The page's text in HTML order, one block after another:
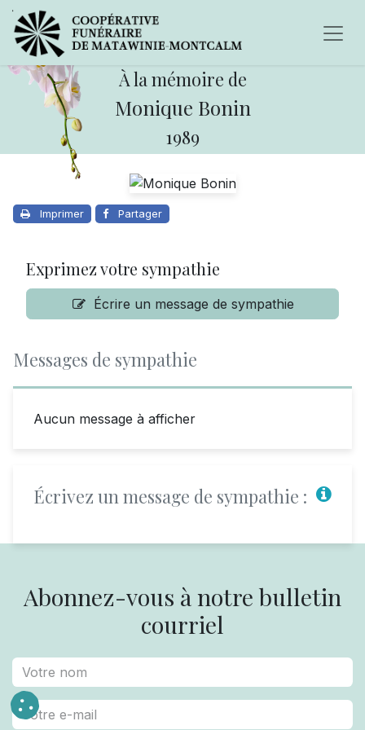
À la mémoire de
Monique Bonin
1989
Imprimer Partager
Exprimez votre sympathie
Écrire un message de sympathie
Messages de sympathie
Aucun message à afficher
Écrivez un message de sympathie :
Abonnez-vous à notre bulletin
courriel